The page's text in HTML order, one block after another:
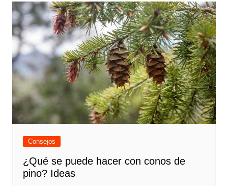
Consejos
¿Qué se puede hacer con conos de
pino? Ideas